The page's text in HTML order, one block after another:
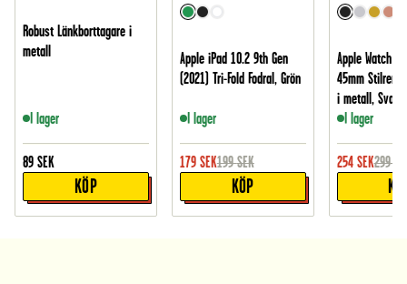
Robust Länkborttagare i
metall
I lager
89 SEK
KÖP
Apple iPad 10.2 9th Gen
(2021) Tri-Fold Fodral, Grön
I lager
179 SEK199 SEK
KÖP
Apple Watch
45mm Stilrent
i metall, Svart
I lager
254 SEK299